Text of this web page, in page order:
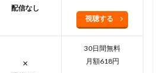
配信なし
視聴する
✕
30日間無料
月額618円